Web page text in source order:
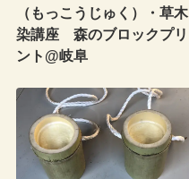
（もっこうじゅく）・草木
染講座 森のブロックプリ
ント@岐阜